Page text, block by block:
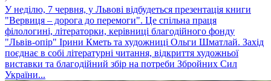
У неділю, 7 червня, у Львові відбудеться презентація книги
"Вервиця – дорога до перемоги". Це спільна праця
філологині, літераторки, керівниці благодійного фонду
"Львів-опір" Ірини Кметь та художниці Ольги Шматлай. Захід
поєднає в собі літературні читання, відкриття художньої
виставки та благодійний збір на потреби Збройних Сил
України...